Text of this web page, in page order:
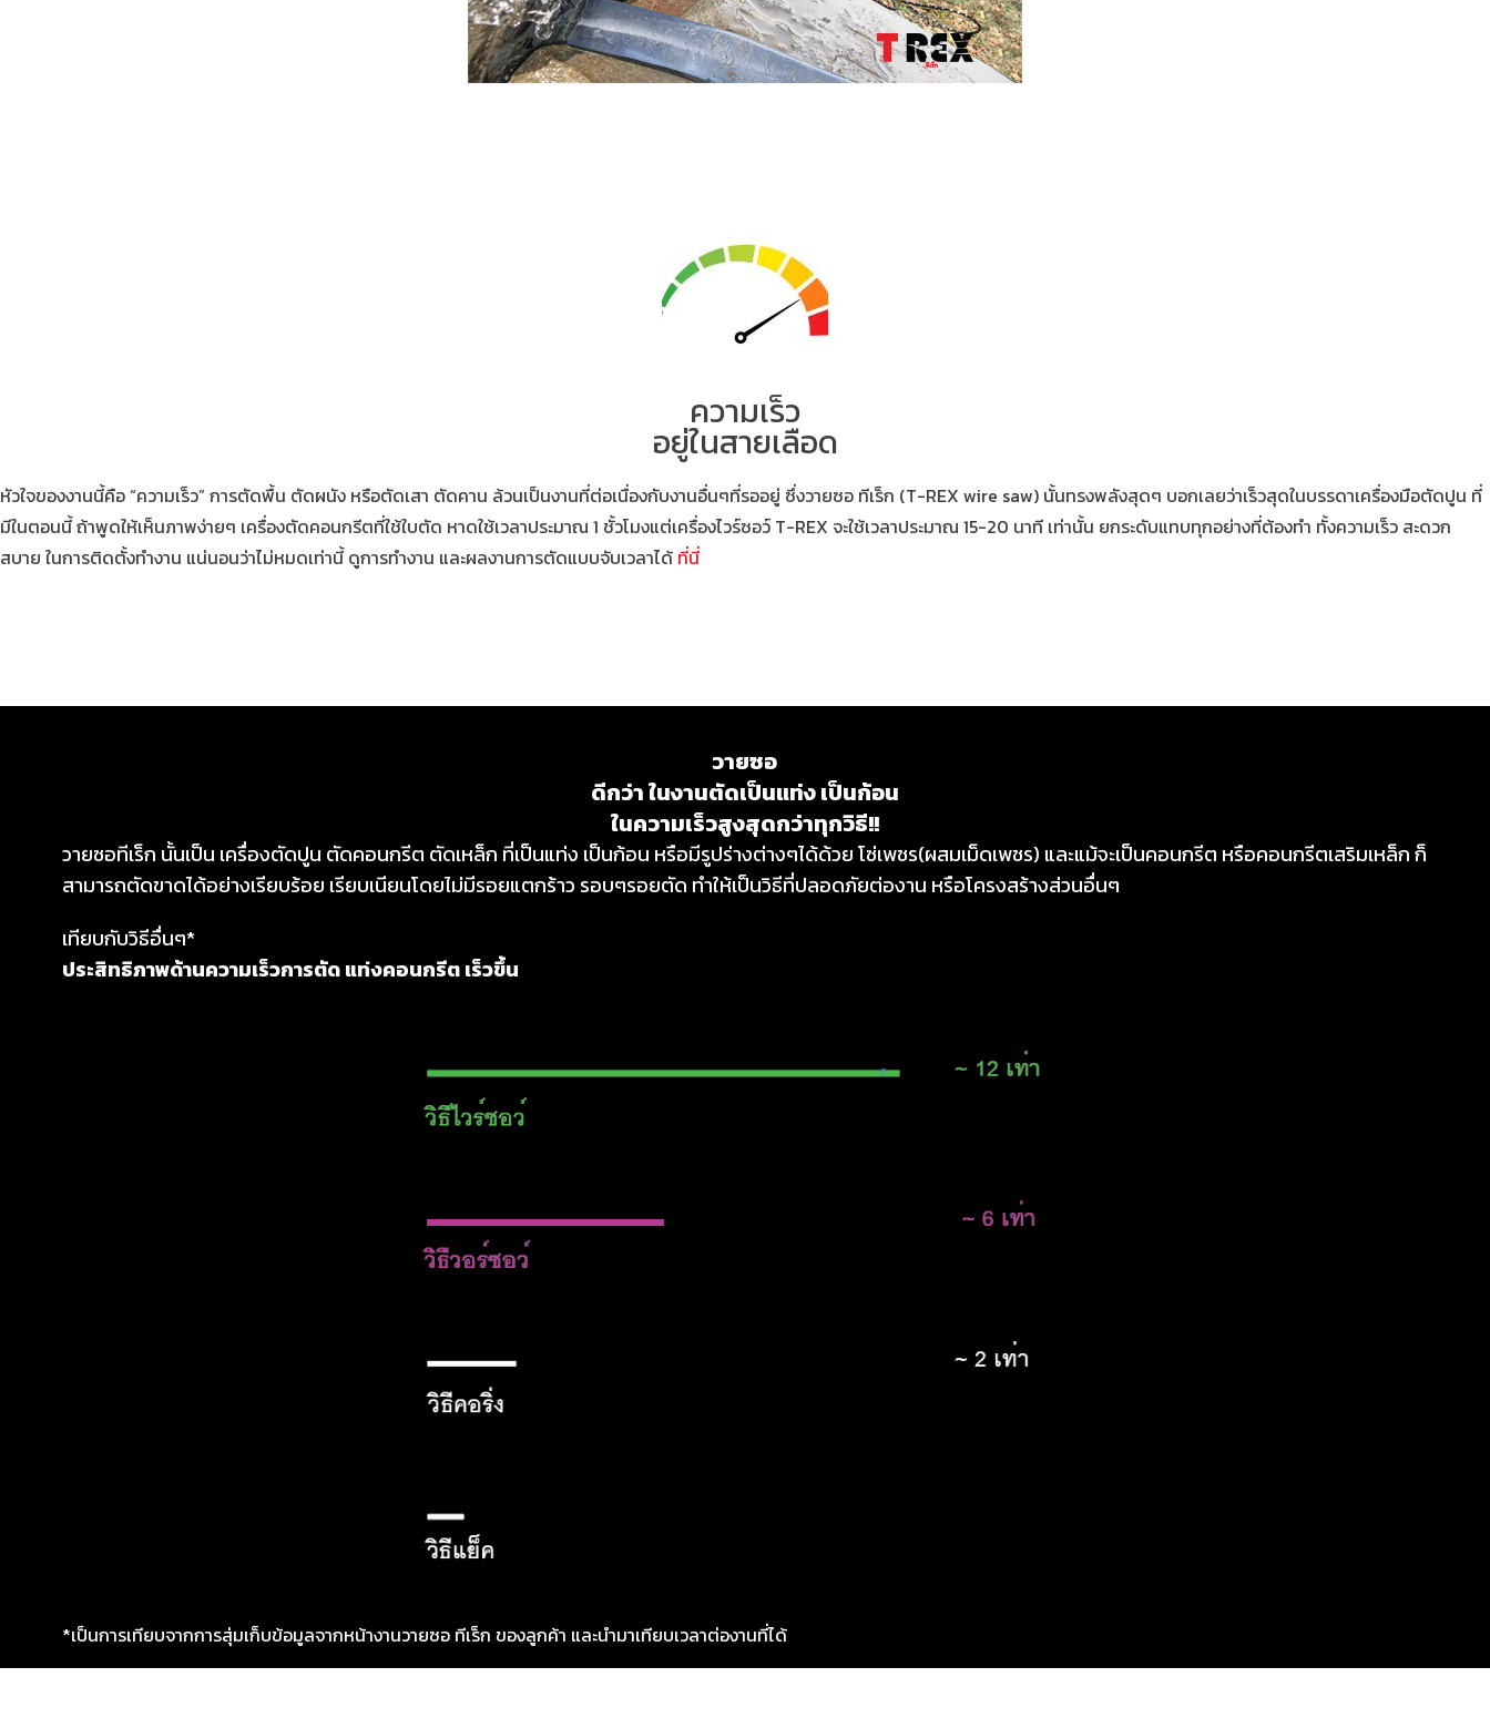
ความเร็ว
อยู่ในสายเลือด
หัวใจของงานนี้คือ “ความเร็ว” การตัดพื้น ตัดผนัง หรือตัดเสา ตัดคาน ล้วนเป็นงานที่ต่อเนื่องกับงานอื่นๆที่รออยู่ ซึ่งวายซอ ทีเร็ก (T-REX wire saw) นั้นทรงพลังสุดๆ บอกเลยว่าเร็วสุดในบรรดาเครื่องมือตัดปูน ที่
มีในตอนนี้ ถ้าพูดให้เห็นภาพง่ายๆ เครื่องตัดคอนกรีตที่ใช้ใบตัด หาดใช้เวลาประมาณ 1 ชั้วโมงแต่เครื่องไวร์ซอว์ T-REX จะใช้เวลาประมาณ 15-20 นาที เท่านั้น ยกระดับแทบทุกอย่างที่ต้องทำ ทั้งความเร็ว สะดวก
สบาย ในการติดตั้งทำงาน แน่นอนว่าไม่หมดเท่านี้ ดูการทำงาน และผลงานการตัดแบบจับเวลาได้ ที่นี่
วายซอ
ดีกว่า ในงานตัดเป็นแท่ง เป็นก้อน
ในความเร็วสูงสุดกว่าทุกวิธี!!
วายซอทีเร็ก นั้นเป็น เครื่องตัดปูน ตัดคอนกรีต ตัดเหล็ก ที่เป็นแท่ง เป็นก้อน หรือมีรูปร่างต่างๆได้ด้วย โซ่เพชร(ผสมเม็ดเพชร) และแม้จะเป็นคอนกรีต หรือคอนกรีตเสริมเหล็ก ก็
สามารถตัดขาดได้อย่างเรียบร้อย เรียบเนียนโดยไม่มีรอยแตกร้าว รอบๆรอยตัด ทำให้เป็นวิธีที่ปลอดภัยต่องาน หรือโครงสร้างส่วนอื่นๆ
เทียบกับวิธีอื่นๆ*
ประสิทธิภาพด้านความเร็วการตัด แท่งคอนกรีต เร็วขึ้น
*เป็นการเทียบจากการสุ่มเก็บข้อมูลจากหน้างานวายซอ ทีเร็ก ของลูกค้า และนำมาเทียบเวลาต่องานที่ได้